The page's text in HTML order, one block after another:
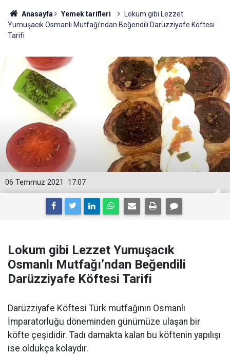
Anasayfa Yemek tarifleri
Lokum gibi Lezzet
Yumuşacık Osmanlı Mutfağı’ndan Beğendili Darüzziyafe Köftesi
Tarifi
17:07
06 Temmuz 2021
Lokum gibi Lezzet Yumuşacık
Osmanlı Mutfağı’ndan Beğendili
Darüzziyafe Köftesi Tarifi
Darüzziyafe Köftesi Türk mutfağının Osmanlı
İmparatorluğu döneminden günümüze ulaşan bir
köfte çeşididir. Tadı damakta kalan bu köftenin yapılışı
ise oldukça kolaydır.